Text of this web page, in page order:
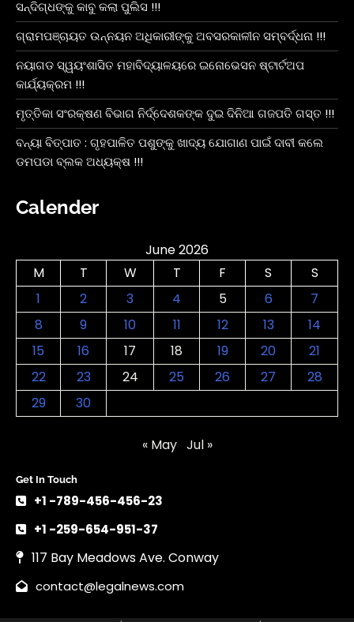
ସନ୍ଦିଗ୍ଧଙ୍କୁ କାବୁ କଲା ପୁଲିସ !!!
ଗ୍ରାମପଞ୍ଚାୟତ ଉନ୍ନୟନ ଅଧିକାରୀଙ୍କୁ ଅବସରକାଳୀନ ସମ୍ବର୍ଦ୍ଧନା !!!
ନୟାଗଡ ସ୍ୱୟଂଶାସିତ ମହାବିଦ୍ୟାଳୟରେ ଇନୋଭେସନ ଷ୍ଟାର୍ଟଅପ
କାର୍ଯ୍ୟକ୍ରମ !!!
ମୃତ୍ତିକା ସଂରକ୍ଷଣ ବିଭାଗ ନିର୍ଦ୍ଦେଶକଙ୍କ ଦୁଇ ଦିନିଆ ଗଜପତି ଗସ୍ତ !!!
ବନ୍ୟା ବିତ୍ପାତ : ଗୃହପାଳିତ ପଶୁଙ୍କୁ ଖାଦ୍ୟ ଯୋଗାଣ ପାଇଁ ଦାବୀ କଲେ
ଡମପଡା ବ୍ଲକ ଅଧ୍ୟକ୍ଷ !!!
Calender
June 2026
M
T W T F S
S
1
2 3 4 5 6
7
8
9 10 11 12 13
14
15
16 17 18 19 20
21
22
23 24 25 26 27
28
29
30
« May Jul »
Get In Touch
+1 -789-456-456-23
+1 -259-654-951-37
117 Bay Meadows Ave. Conway
contact@legalnews.com